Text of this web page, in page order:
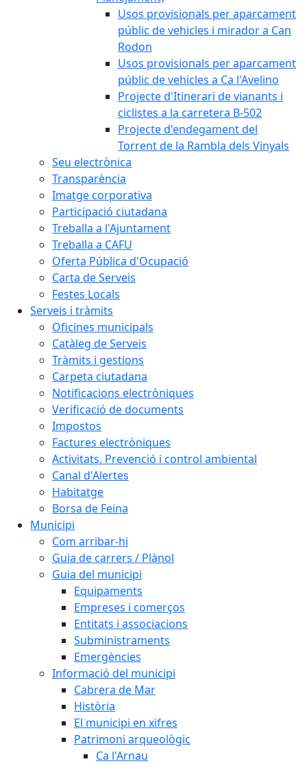
Usos provisionals per aparcament
públic de vehicles i mirador a Can
Rodon
Usos provisionals per aparcament
públic de vehicles a Ca l'Avelino
Projecte d'Itinerari de vianants i
ciclistes a la carretera B-502
Projecte d'endegament del
Torrent de la Rambla dels Vinyals
Seu electrònica
Transparència
Imatge corporativa
Participació ciutadana
Treballa a l'Ajuntament
Treballa a CAFU
Oferta Pública d'Ocupació
Carta de Serveis
Festes Locals
Serveis i tràmits
Oficines municipals
Catàleg de Serveis
Tràmits i gestions
Carpeta ciutadana
Notificacions electròniques
Verificació de documents
Impostos
Factures electròniques
Activitats. Prevenció i control ambiental
Canal d'Alertes
Habitatge
Borsa de Feina
Municipi
Com arribar-hi
Guia de carrers / Plànol
Guia del municipi
Equipaments
Empreses i comerços
Entitats i associacions
Subministraments
Emergències
Informació del municipi
Cabrera de Mar
Història
El municipi en xifres
Patrimoni arqueològic
Ca l'Arnau